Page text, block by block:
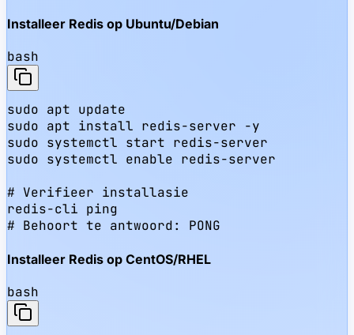
Installeer Redis op Ubuntu/Debian
bash
sudo apt update
sudo apt install redis-server -y
sudo systemctl start redis-server
sudo systemctl enable redis-server
# Verifieer installasie
redis-cli ping
# Behoort te antwoord: PONG
Installeer Redis op CentOS/RHEL
bash